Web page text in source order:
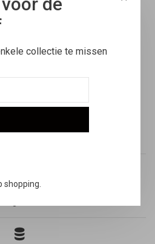
besteld
collectie te missen
shopping.